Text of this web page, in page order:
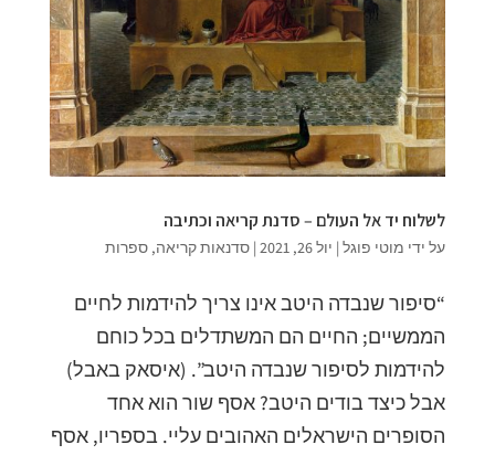
לשלוח יד אל העולם – סדנת קריאה וכתיבה
על ידי מוטי פוגל| יול 26, 2021 | סדנאות קריאה, ספרות
“סיפור שנבדה היטב אינו צריך להידמות לחיים
הממשיים; החיים הם המשתדלים בכל כוחם
להידמות לסיפור שנבדה היטב”. (איסאק באבל)
אבל כיצד בודים היטב? אסף שור הוא אחד
הסופרים הישראלים האהובים עליי. בספריו, אסף